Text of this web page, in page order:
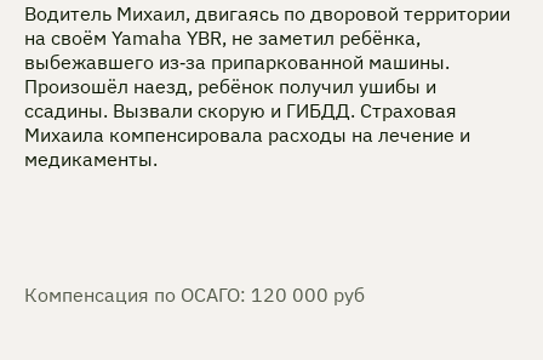
Водитель Михаил, двигаясь по дворовой территории
на своём Yamaha YBR, не заметил ребёнка,
выбежавшего из‑за припаркованной машины.
Произошёл наезд, ребёнок получил ушибы и
ссадины. Вызвали скорую и ГИБДД. Страховая
Михаила компенсировала расходы на лечение и
медикаменты.
Компенсация по ОСАГО: 120 000 руб